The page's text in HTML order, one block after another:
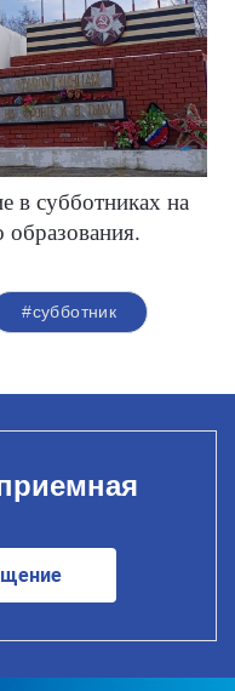
в субботниках на
образования.
#субботник